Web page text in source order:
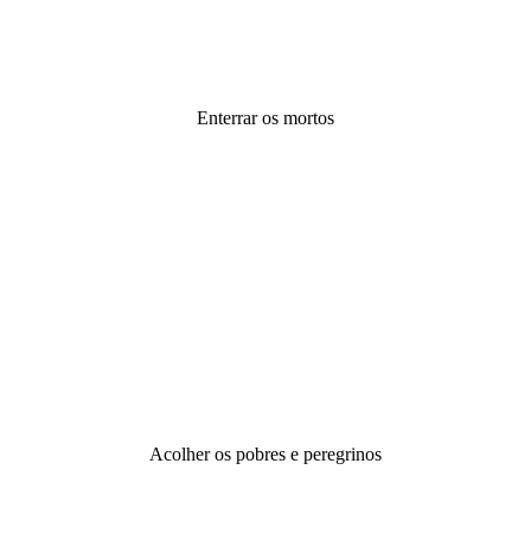
Enterrar os mortos
Acolher os pobres e peregrinos